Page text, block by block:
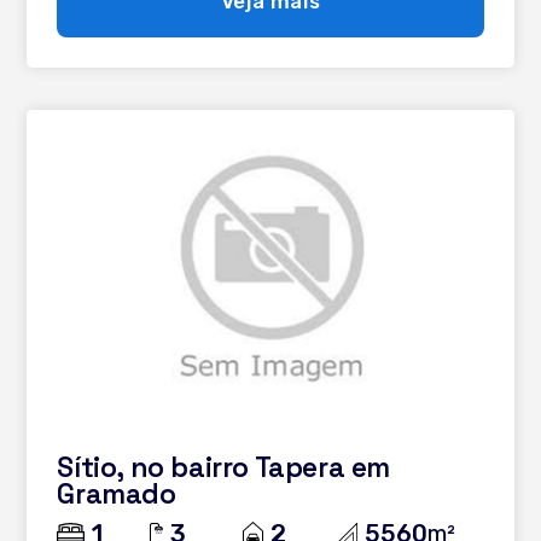
em contato e saiba mais!
Sítio, no bairro Tapera em
Gramado
1 3 2 5560m²